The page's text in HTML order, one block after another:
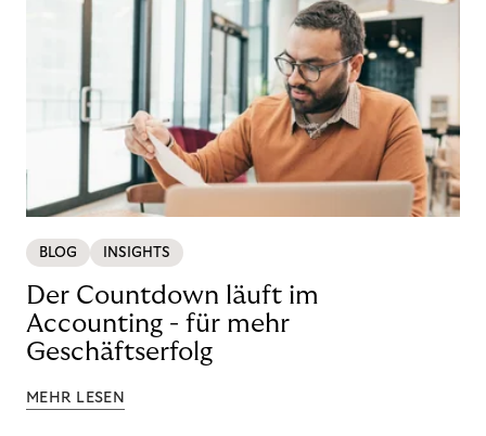
BLOG INSIGHTS
Der Countdown läuft im
Accounting - für mehr
Geschäftserfolg
MEHR LESEN